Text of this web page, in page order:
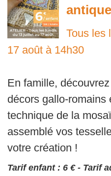
Tous les
17 août à 14h30
En famille,
décors gallo-romains
technique de la
assemblé vos
votre création !
Tarif enfant : 6 € - Tarif